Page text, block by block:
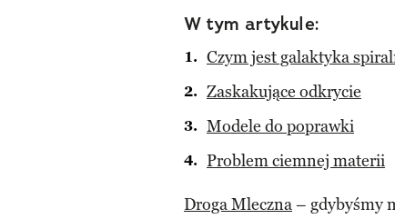
W tym artykule:
Czym jest galaktyka
Zaskakujące odkrycie
Modele do poprawki
Problem ciemnej materii
Droga Mleczna– gdybyśmy